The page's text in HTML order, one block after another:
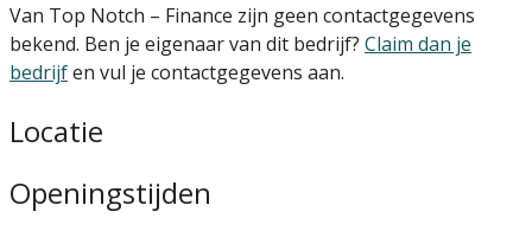
Van Top Notch – Finance zijn geen contactgegevens
bekend. Ben je eigenaar van dit bedrijf? Claim dan je
bedrijfen vul je contactgegevens aan.
Locatie
Openingstijden